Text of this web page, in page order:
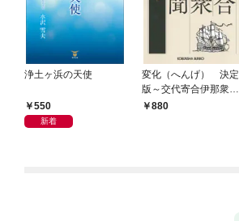
浄土ヶ浜の天使
550
新着
変化（へんげ） 決定
版～交代寄合伊那衆異
聞（1）～
880